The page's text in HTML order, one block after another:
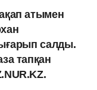
атымен
салды.
тапқан